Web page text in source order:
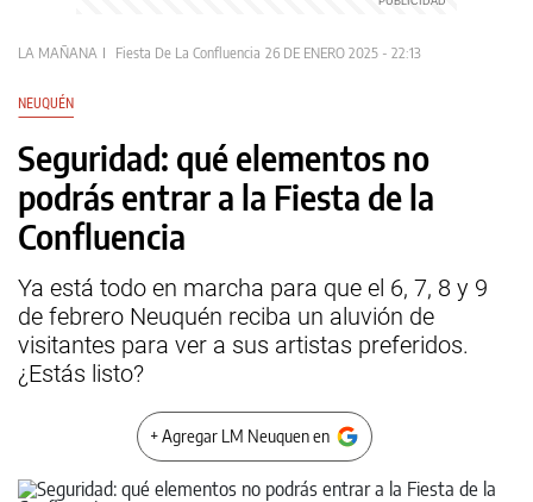
LA MAÑANA Fiesta De La Confluencia 26 DE ENERO 2025 - 22:13
NEUQUÉN
Seguridad: qué elementos no
podrás entrar a la Fiesta de la
Confluencia
Ya está todo en marcha para que el 6, 7, 8 y 9
de febrero Neuquén reciba un aluvión de
visitantes para ver a sus artistas preferidos.
¿Estás listo?
+ Agregar LM Neuquen en